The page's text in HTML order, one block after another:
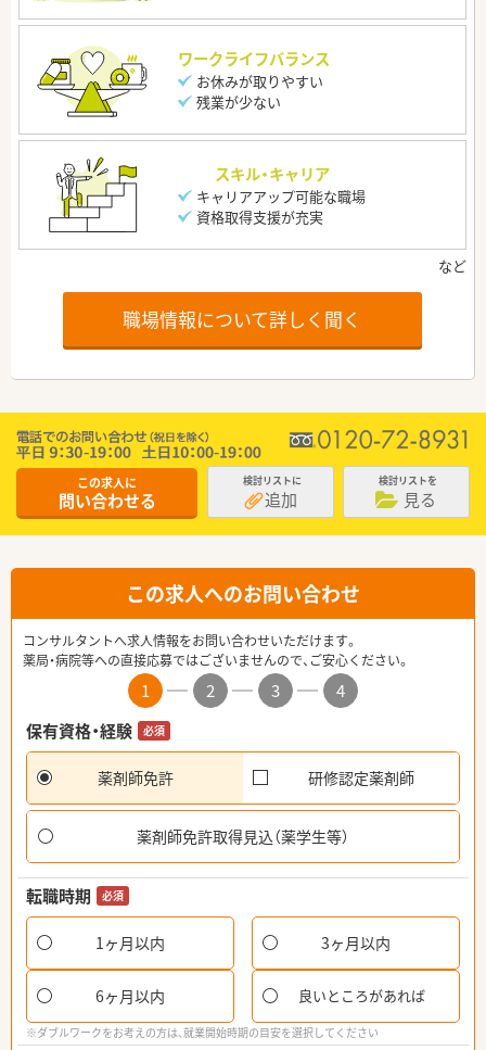
ワークライフバランス
お休みが取りやすい
残業が少ない
スキル・キャリア
キャリアアップ可能な職場
資格取得支援が充実
職場情報について詳しく聞く
この求人に
問い合わせる
検討リストに
追加
検討リストを
見る
この求人へのお問い合わせ
コンサルタントへ求人情報をお問い合わせいただけます。
薬局・病院等への直接応募ではございませんので、ご安心ください。
1 2 3
4
保有資格・経験
必須
薬剤師免許 研修認定薬剤師
薬剤師免許取得見込（薬学生等）
転職時期 必須
1ヶ月以内 3ヶ月以内
6ヶ月以内 良いところがあれば
※ダブルワークをお考えの方は、就業開始時期の目安を選択してください